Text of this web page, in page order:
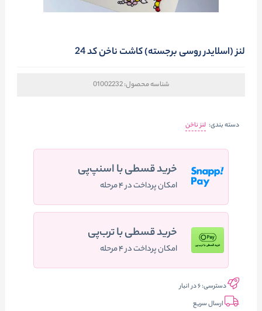
لنز (اسلایدر روسی برجسته) کاشت ناخن کد 24
شناسه محصول:01002232
دسته بندی: لنز ناخن
خرید قسطی با اسنپ‌پی
امکان پرداخت در ۴ مرحله
خرید قسطی با ترب‌پی
امکان پرداخت در ۴ مرحله
دسترسی:6 در انبار
ارسال سریع